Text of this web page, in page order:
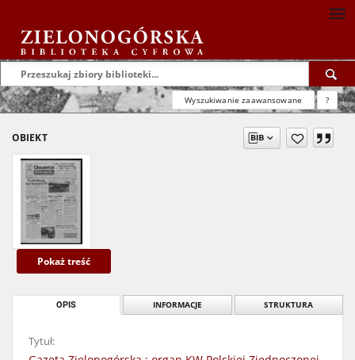
Wyszukiwanie zaawansowane ?
OBIEKT
Pokaż treść
OPIS INFORMACJE STRUKTURA
Tytuł: